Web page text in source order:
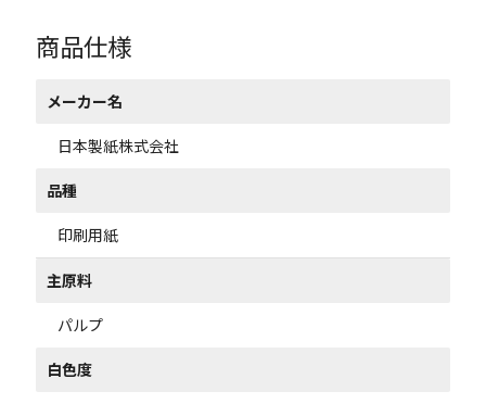
商品仕様
メーカー名
日本製紙株式会社
品種
印刷用紙
主原料
パルプ
白色度